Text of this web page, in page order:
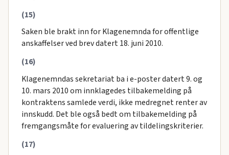
(15)
Saken ble brakt inn for Klagenemnda for offentlige
anskaffelser ved brev datert 18. juni 2010.
(16)
Klagenemndas sekretariat ba i e-poster datert 9. og
10. mars 2010 om innklagedes tilbakemelding på
kontraktens samlede verdi, ikke medregnet renter av
innskudd. Det ble også bedt om tilbakemelding på
fremgangsmåte for evaluering av tildelingskriterier.
(17)